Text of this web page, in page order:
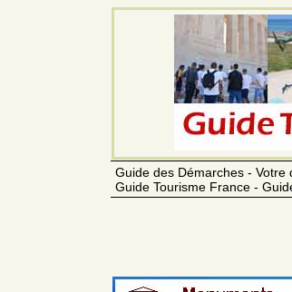
Guide des Démarches -
Guide Tourisme France -